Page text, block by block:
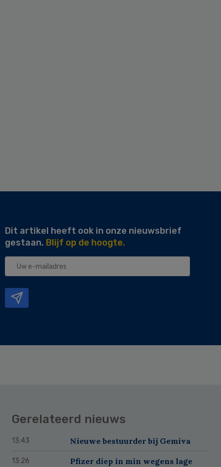
Dit artikel heeft ook in onze nieuwsbrief
gestaan. Blijf op de hoogte.
Uw
Gerelateerd nieuws
13:43 Nieuwe bestuurder bij Gemiva
13:26
Pfizer diep in min wegens lage